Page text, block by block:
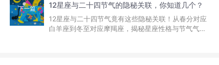
下一篇 12星座与二十四节气的隐秘关联，你知道几个？
12星座与二十四节气竟有这些隐秘关联！从春分对应
白羊座到冬至对应摩羯座，揭秘星座性格与节气气候